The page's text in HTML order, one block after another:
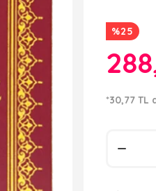
%25
*30,77